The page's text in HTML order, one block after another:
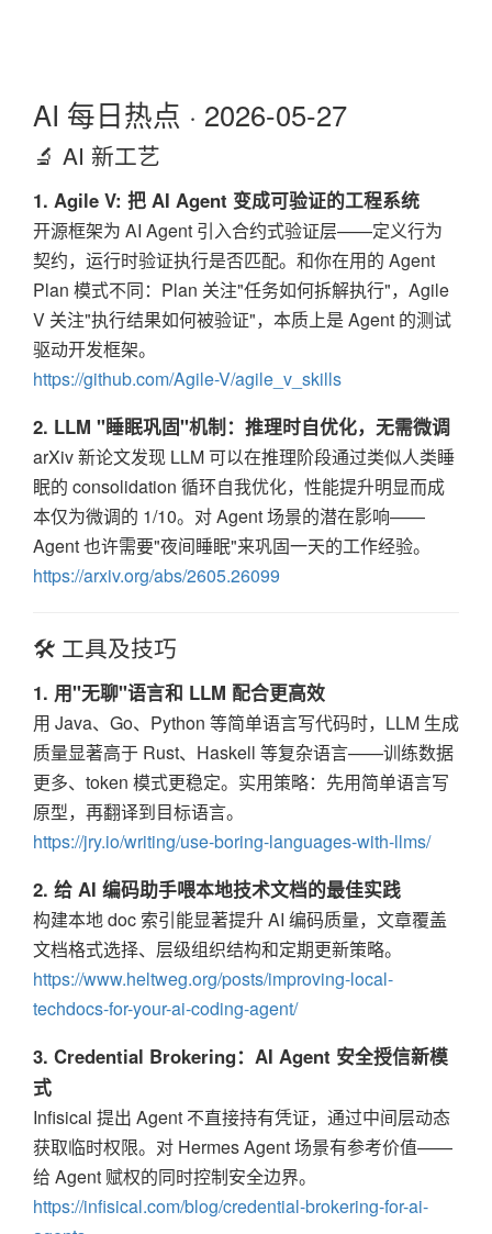
AI 每日热点 · 2026-05-27
🔬 AI 新工艺
1. Agile V: 把 AI Agent 变成可验证的工程系统
开源框架为 AI Agent 引入合约式验证层——定义行为
契约，运行时验证执行是否匹配。和你在用的 Agent
Plan 模式不同：Plan 关注"任务如何拆解执行"，Agile
V 关注"执行结果如何被验证"，本质上是 Agent 的测试
驱动开发框架。
https://github.com/Agile-V/agile_v_skills
2. LLM "睡眠巩固"机制：推理时自优化，无需微调
arXiv 新论文发现 LLM 可以在推理阶段通过类似人类睡
眠的 consolidation 循环自我优化，性能提升明显而成
本仅为微调的 1/10。对 Agent 场景的潜在影响——
Agent 也许需要"夜间睡眠"来巩固一天的工作经验。
https://arxiv.org/abs/2605.26099
🛠️ 工具及技巧
1. 用"无聊"语言和 LLM 配合更高效
用 Java、Go、Python 等简单语言写代码时，LLM 生成
质量显著高于 Rust、Haskell 等复杂语言——训练数据
更多、token 模式更稳定。实用策略：先用简单语言写
原型，再翻译到目标语言。
https://jry.io/writing/use-boring-languages-with-llms/
2. 给 AI 编码助手喂本地技术文档的最佳实践
构建本地 doc 索引能显著提升 AI 编码质量，文章覆盖
文档格式选择、层级组织结构和定期更新策略。
https://www.heltweg.org/posts/improving-local-
techdocs-for-your-ai-coding-agent/
3. Credential Brokering：AI Agent 安全授信新模
式
Infisical 提出 Agent 不直接持有凭证，通过中间层动态
获取临时权限。对 Hermes Agent 场景有参考价值——
给 Agent 赋权的同时控制安全边界。
https://infisical.com/blog/credential-brokering-for-ai-